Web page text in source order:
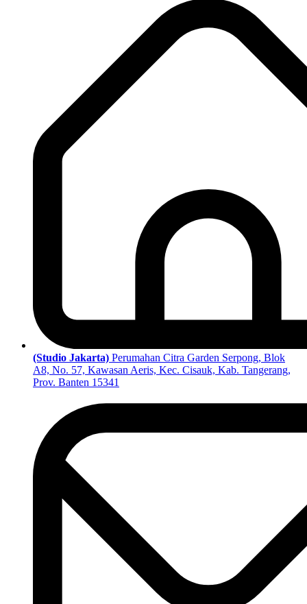
(Studio Jakarta) Perumahan Citra Garden Serpong, Blok
A8, No. 57, Kawasan Aeris, Kec. Cisauk, Kab. Tangerang,
Prov. Banten 15341